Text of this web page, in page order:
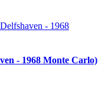
- 1968 Monte Carlo)